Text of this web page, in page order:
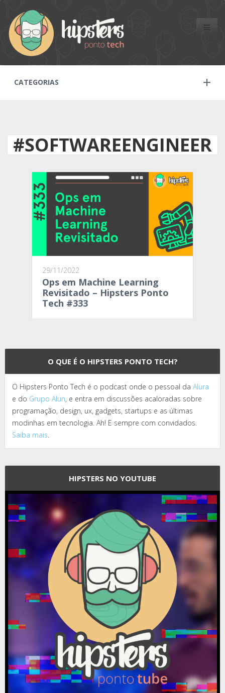
Toggle
CATEGORIAS
#SOFTWAREENGINEER
29/11/2022
Ops em Machine Learning
Revisitado – Hipsters Ponto
Tech #333
O QUE É O HIPSTERS PONTO TECH?
O Hipsters Ponto Tech é o podcast onde o pessoal da Alura
e do Grupo Alun, e entra em discussões acaloradas sobre
programação, design, ux, gadgets, startups e as últimas
modinhas em tecnologia. Ah! E sempre com convidados.
Saiba mais.
HIPSTERS NO YOUTUBE